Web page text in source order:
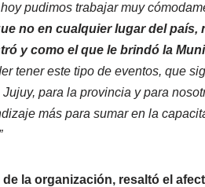
pudimos trabajar muy
no en cualquier lugar del
y como el que le brindó la
tener este tipo de eventos, que
para la provincia y para
más para sumar en la
la organización, resaltó el